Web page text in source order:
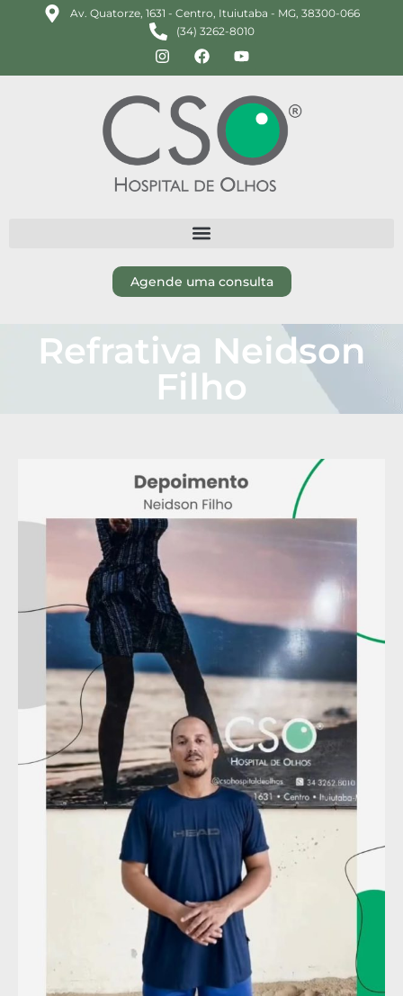
Av. Quatorze, 1631 - Centro, Ituiutaba - MG, 38300-066
(34) 3262-8010
Agende uma consulta
Refrativa Neidson
Filho